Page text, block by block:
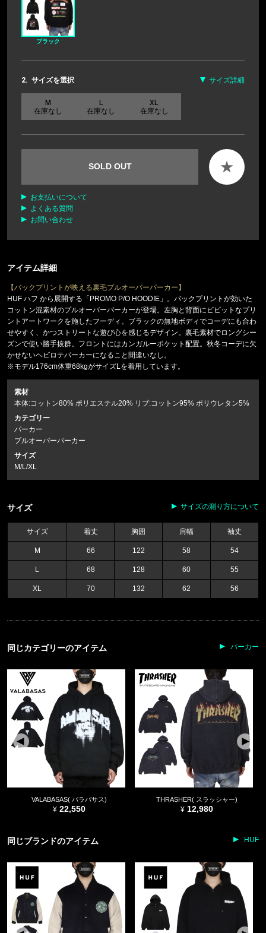
ブラック
2. サイズを選択 サイズ詳細
M
在庫なし
L
在庫なし
XL
在庫なし
SOLD OUT ★
お支払いについて
よくある質問
お問い合わせ
アイテム詳細
【バックプリントが映える裏毛プルオーバーパーカー】
HUF ハフ から展開する「PROMO P/O HOODIE」。バックプリントが効いた
コットン混素材のプルオーバーパーカーが登場。左胸と背面にビビットなプリ
ントアートワークを施したフーディ。ブラックの無地ボディでコーデにも合わ
せやすく、かつストリートな遊び心を感じるデザイン。裏毛素材でロングシー
ズンで使い勝手抜群。フロントにはカンガルーポケット配置。秋冬コーデに欠
かせないヘビロテパーカーになること間違いなし。
※モデル176cm体重68kgがサイズLを着用しています。
素材
本体:コットン80% ポリエステル20% リブ:コットン95% ポリウレタン5%
カテゴリー
パーカー
プルオーバーパーカー
サイズ
M/L/XL
サイズ サイズの測り方について
サイズ 着丈 胸囲 肩幅 袖丈
M 66 122 58 54
L 68 128 60 55
XL 70 132 62 56
同じカテゴリーのアイテム パーカー
VALABASAS( バラバサス)
22,550
THRASHER( スラッシャー)
12,980
同じブランドのアイテム HUF